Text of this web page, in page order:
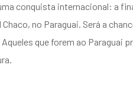
conquista internacional: a
no Paraguai. Será a
que forem ao Paraguai